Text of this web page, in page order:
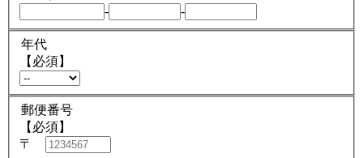
-
-
年代
【必須】
郵便番号
【必須】
〒